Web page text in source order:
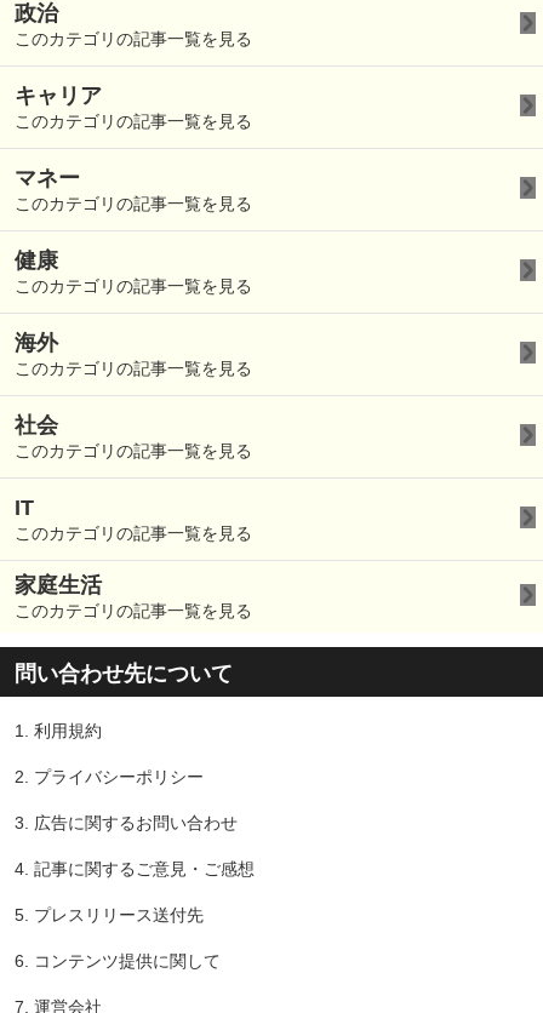
政治
このカテゴリの記事一覧を見る
キャリア
このカテゴリの記事一覧を見る
マネー
このカテゴリの記事一覧を見る
健康
このカテゴリの記事一覧を見る
海外
このカテゴリの記事一覧を見る
社会
このカテゴリの記事一覧を見る
IT
このカテゴリの記事一覧を見る
家庭生活
このカテゴリの記事一覧を見る
問い合わせ先について
1. 利用規約
2. プライバシーポリシー
3. 広告に関するお問い合わせ
4. 記事に関するご意見・ご感想
5. プレスリリース送付先
6. コンテンツ提供に関して
7. 運営会社